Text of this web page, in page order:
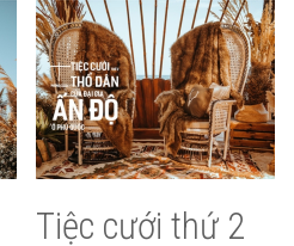
Tiệc cưới thứ 2